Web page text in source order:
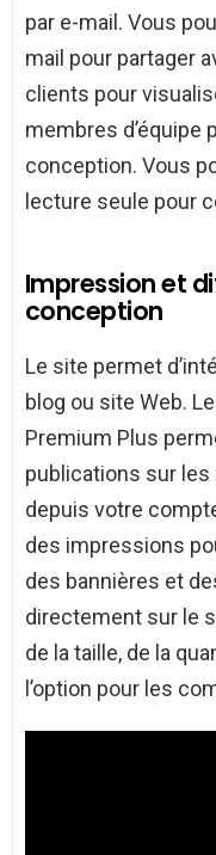
par e-mail. Vous
mail pour partager
clients pour
membres d’équipe
conception. Vous
lecture seule pour
Impression et
conception
Le site permet
blog ou site Web.
Premium Plus
publications sur
depuis votre
des impressions
des bannières et
directement sur le
de la taille, de la
l’option pour les